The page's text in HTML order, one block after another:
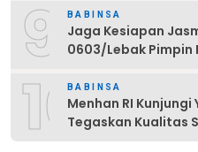
9 BABINSA
Jaga Kesiapan
0603/Lebak Pimpin
10BABINSA
Menhan RI
Tegaskan Kualitas